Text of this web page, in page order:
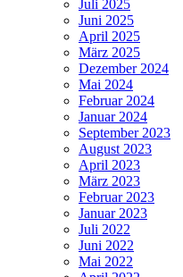
Juli 2025
Juni 2025
April 2025
März 2025
Dezember 2024
Mai 2024
Februar 2024
Januar 2024
September 2023
August 2023
April 2023
März 2023
Februar 2023
Januar 2023
Juli 2022
Juni 2022
Mai 2022